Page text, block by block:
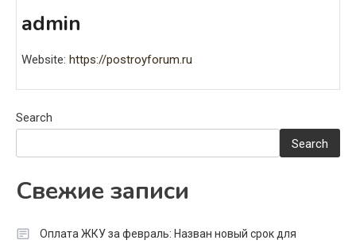
admin
Website: https://postroyforum.ru
Search
Search
Свежие записи
Оплата ЖКУ за февраль: Назван новый срок для